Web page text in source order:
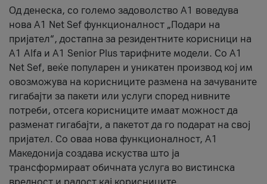
Од денеска, со големо задоволство А1 воведува
нова A1 Net Sef функционалност „Подари на
пријател“, достапна за резидентните корисници на
А1 Alfa и A1 Senior Plus тарифните модели. Со A1
Net Sef, веќе популарен и уникатен производ кој им
овозможува на корисниците размена на зачуваните
гигабајти за пакети или услуги според нивните
потреби, отсега корисниците имаат можност да
разменат гигабајти, а пакетот да го подарат на свој
пријател. Со оваа нова функционалност, А1
Македонија создава искуства што ја
трансформираат обичната услуга во вистинска